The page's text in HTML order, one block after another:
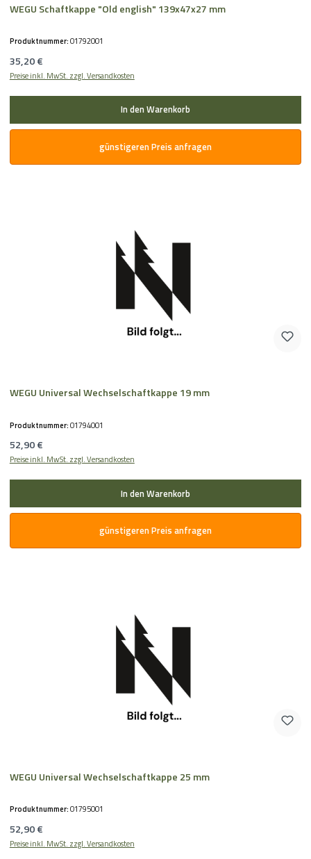
WEGU Schaftkappe "Old english" 139x47x27 mm
Produktnummer:01792001
Regulärer Preis:
35,20 €
Preise inkl. MwSt. zzgl. Versandkosten
In den Warenkorb
günstigeren Preis anfragen
WEGU Universal Wechselschaftkappe 19 mm
Produktnummer:01794001
Regulärer Preis:
52,90 €
Preise inkl. MwSt. zzgl. Versandkosten
In den Warenkorb
günstigeren Preis anfragen
WEGU Universal Wechselschaftkappe 25 mm
Produktnummer:01795001
Regulärer Preis:
52,90 €
Preise inkl. MwSt. zzgl. Versandkosten